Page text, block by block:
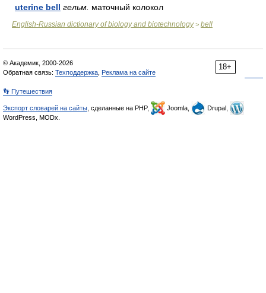
uterine bell гельм. маточный колокол
English-Russian dictionary of biology and biotechnology> bell
18+
© Академик, 2000-2026
Обратная связь: Техподдержка Реклама на сайте
👣 Путешествия
Экспорт словарей на сайты , сделанные на PHP, Joomla,
Drupal,
WordPress, MODx.